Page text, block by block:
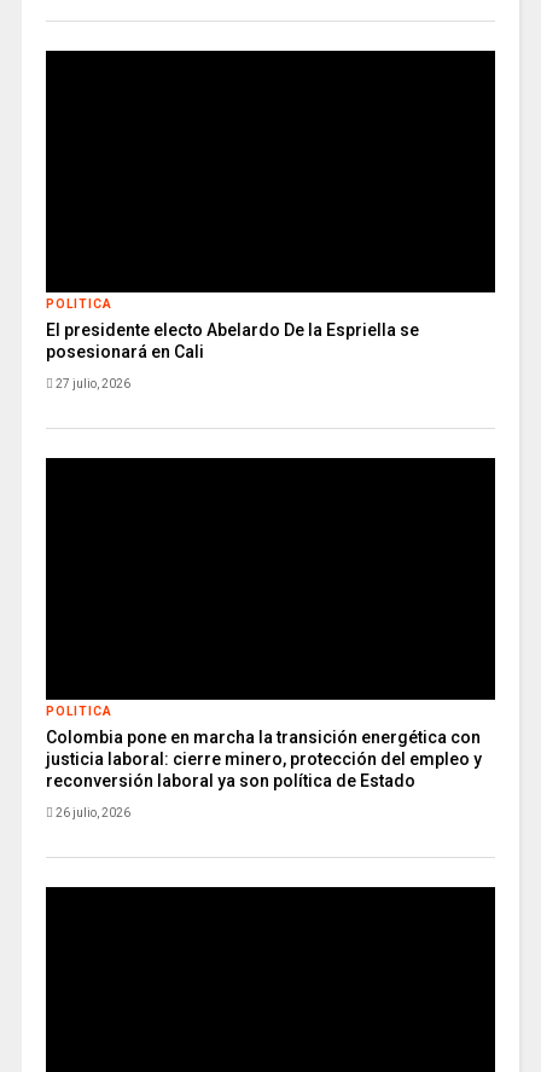
POLITICA
El presidente electo Abelardo De la Espriella se
posesionará en Cali
27 julio, 2026
POLITICA
Colombia pone en marcha la transición energética con
justicia laboral: cierre minero, protección del empleo y
reconversión laboral ya son política de Estado
26 julio, 2026